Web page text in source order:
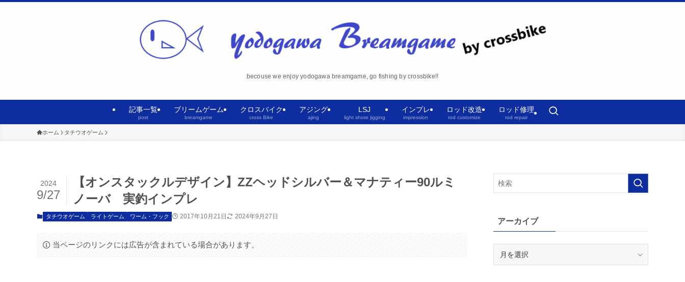
becouse we enjoy yodogawa breamgame, go fishing by crossbike!!
記事一覧
post
ブリームゲーム
breamgame
クロスバイク
cross Bike
アジング
ajing
LSJ
light shore jigging
インプレ
impression
ロッド改造
rod customize
ロッド修理
rod repair
ホーム タチウオゲーム
【オンスタックルデザイン】ZZヘッドシルバー＆マナティー90ルミ
ノーバ 実釣インプレ
2024
9/27
タチウオゲーム ライトゲーム ワーム・フック 2017年10月21日 2024年9月27日
当ページのリンクには広告が含まれている場合があります。
アーカイブ